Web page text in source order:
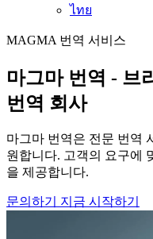
ไทย
MAGMA 번역 서비스
마그마 번역 - 브
번역 회사
마그마 번역은 전문 번역
원합니다. 고객의 요구에
을 제공합니다.
문의하기 지금 시작하기